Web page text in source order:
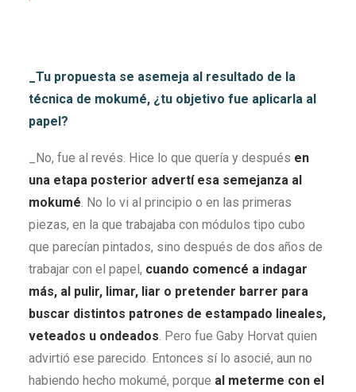
_Tu propuesta se asemeja al resultado de la
técnica de mokumé, ¿tu objetivo fue aplicarla al
papel?
_No, fue al revés. Hice lo que quería y después en
una etapa posterior advertí esa semejanza al
mokumé. No lo vi al principio o en las primeras
piezas, en la que trabajaba con módulos tipo cubo
que parecían pintados, sino después de dos años de
trabajar con el papel, cuando comencé a indagar
más, al pulir, limar, liar o pretender barrer para
buscar distintos patrones de estampado lineales,
veteados u ondeados. Pero fue Gaby Horvat quien
advirtió ese parecido. Entonces sí lo asocié, aun no
habiendo hecho mokumé, porque al meterme con el